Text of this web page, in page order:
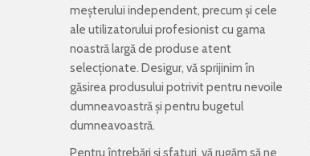
meșterului independent, precum și cele
ale utilizatorului profesionist cu gama
noastră largă de produse atent
selecționate. Desigur, vă sprijinim în
găsirea produsului potrivit pentru nevoile
dumneavoastră și pentru bugetul
dumneavoastră.
Pentru întrebări și sfaturi, vă rugăm să ne